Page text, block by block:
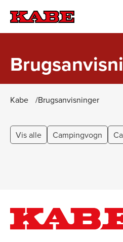
Kabe Brugsanvisninger
Vis alle Campingvogn